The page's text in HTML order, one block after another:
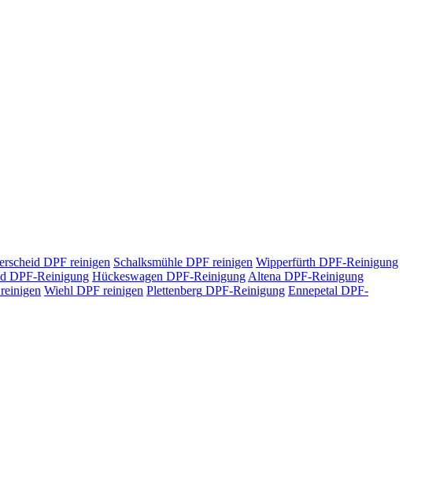
DPF reinigen Schalksmühle DPF reinigen Wipperfürth DPF-Reinigung
DPF-Reinigung Hückeswagen DPF-ReinigungAltena DPF-Reinigung
Wiehl DPF reinigen Plettenberg DPF-Reinigung Ennepetal DPF-